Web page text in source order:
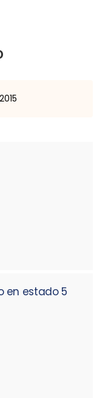
en estado 5